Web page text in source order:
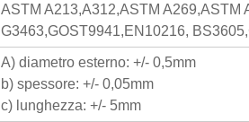
ASTM A213,A312,ASTM A269,ASTM
G3463,GOST9941,EN10216,
A) diametro esterno: +/- 0,5mm
b) spessore: +/- 0,05mm
c) lunghezza: +/- 5mm